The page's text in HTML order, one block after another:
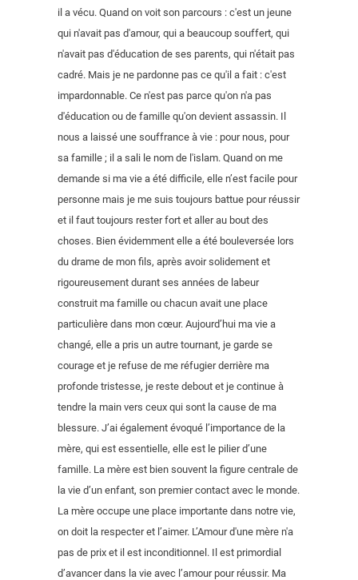
il a vécu. Quand on voit son parcours : c'est un jeune
qui n'avait pas d'amour, qui a beaucoup souffert, qui
n'avait pas d'éducation de ses parents, qui n'était pas
cadré. Mais je ne pardonne pas ce qu'il a fait : c'est
impardonnable. Ce n'est pas parce qu'on n'a pas
d'éducation ou de famille qu'on devient assassin. Il
nous a laissé une souffrance à vie : pour nous, pour
sa famille ; il a sali le nom de l'islam. Quand on me
demande si ma vie a été difficile, elle n’est facile pour
personne mais je me suis toujours battue pour réussir
et il faut toujours rester fort et aller au bout des
choses. Bien évidemment elle a été bouleversée lors
du drame de mon fils, après avoir solidement et
rigoureusement durant ses années de labeur
construit ma famille ou chacun avait une place
particulière dans mon cœur. Aujourd’hui ma vie a
changé, elle a pris un autre tournant, je garde se
courage et je refuse de me réfugier derrière ma
profonde tristesse, je reste debout et je continue à
tendre la main vers ceux qui sont la cause de ma
blessure. J’ai également évoqué l’importance de la
mère, qui est essentielle, elle est le pilier d’une
famille. La mère est bien souvent la figure centrale de
la vie d’un enfant, son premier contact avec le monde.
La mère occupe une place importante dans notre vie,
on doit la respecter et l’aimer. L’Amour d'une mère n'a
pas de prix et il est inconditionnel. Il est primordial
d’avancer dans la vie avec l’amour pour réussir. Ma